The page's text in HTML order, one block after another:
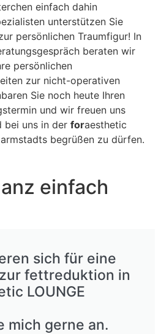
einfach dahin
unterstützen Sie
persönlichen Traumfigur! In
beraten wir
persönlichen
zur nicht-operativen
Sie noch heute Ihren
und wir freuen uns
bei uns in der foraesthetic
begrüßen zu dürfen.
einfach
sich für eine
fettreduktion in
LOUNGE
mich gerne an.